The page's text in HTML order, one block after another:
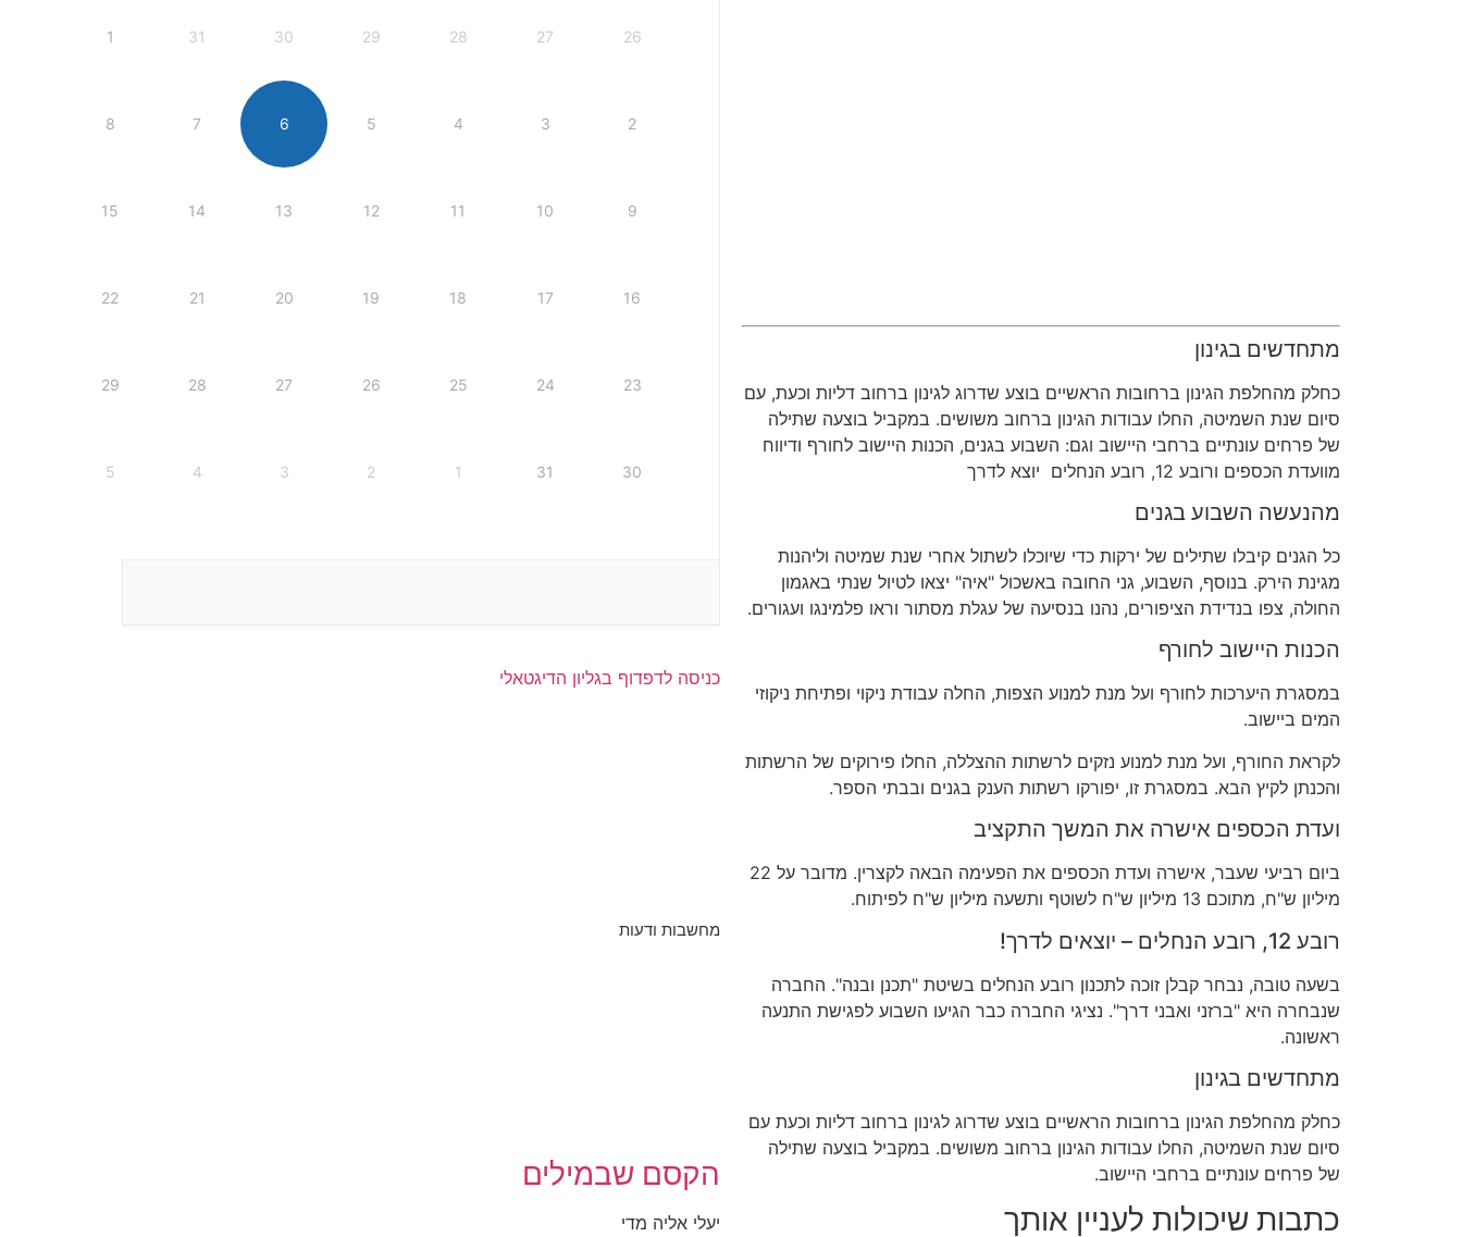
מתחדשים בגינון
כחלק מהחלפת הגינון ברחובות הראשיים בוצע שדרוג לגינון ברחוב דליות וכעת, עם
סיום שנת השמיטה, החלו עבודות הגינון ברחוב משושים. במקביל בוצעה שתילה
של פרחים עונתיים ברחבי היישוב וגם: השבוע בגנים, הכנות היישוב לחורף ודיווח
מוועדת הכספים ורובע 12, רובע הנחלים יוצא לדרך
מהנעשה השבוע בגנים
כל הגנים קיבלו שתילים של ירקות כדי שיוכלו לשתול אחרי שנת שמיטה וליהנות
מגינת הירק. בנוסף, השבוע, גני החובה באשכול "איה" יצאו לטיול שנתי באגמון
החולה, צפו בנדידת הציפורים, נהנו בנסיעה של עגלת מסתור וראו פלמינגו ועגורים.
הכנות היישוב לחורף
במסגרת היערכות לחורף ועל מנת למנוע הצפות, החלה עבודת ניקוי ופתיחת ניקוזי
המים ביישוב.
לקראת החורף, ועל מנת למנוע נזקים לרשתות ההצללה, החלו פירוקים של הרשתות
והכנתן לקיץ הבא. במסגרת זו, יפורקו רשתות הענק בגנים ובבתי הספר.
ועדת הכספים אישרה את המשך התקציב
ביום רביעי שעבר, אישרה ועדת הכספים את הפעימה הבאה לקצרין. מדובר על 22
מיליון ש"ח, מתוכם 13 מיליון ש"ח לשוטף ותשעה מיליון ש"ח לפיתוח.
רובע 12, רובע הנחלים – יוצאים לדרך!
בשעה טובה, נבחר קבלן זוכה לתכנון רובע הנחלים בשיטת "תכנן ובנה". החברה
שנבחרה היא "ברזני ואבני דרך". נציגי החברה כבר הגיעו השבוע לפגישת התנעה
ראשונה.
מתחדשים בגינון
כחלק מהחלפת הגינון ברחובות הראשיים בוצע שדרוג לגינון ברחוב דליות וכעת עם
סיום שנת השמיטה, החלו עבודות הגינון ברחוב משושים. במקביל בוצעה שתילה
של פרחים עונתיים ברחבי היישוב.
כתבות שיכולות לעניין אותך
26
27
28
29
30
31
1
2
3
4
5
6
7
8
9
10
11
12
13
14
15
16
17
18
19
20
21
22
23
24
25
26
27
28
29
30
31
1
2
3
4
5
כניסה לדפדוף בגליון הדיגטאלי
מחשבות ודעות
הקסם שבמילים
יעלי אליה מדי